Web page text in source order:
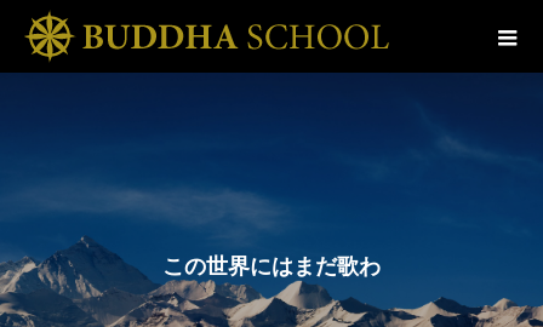
の 世界にはま だ 歌われ